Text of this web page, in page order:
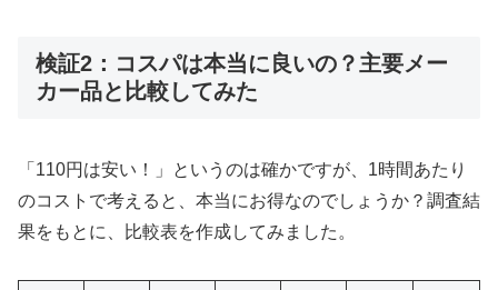
検証2：コスパは本当に良いの？主要メー
カー品と比較してみた
「110円は安い！」というのは確かですが、1時間あたり
のコストで考えると、本当にお得なのでしょうか？調査結
果をもとに、比較表を作成してみました。